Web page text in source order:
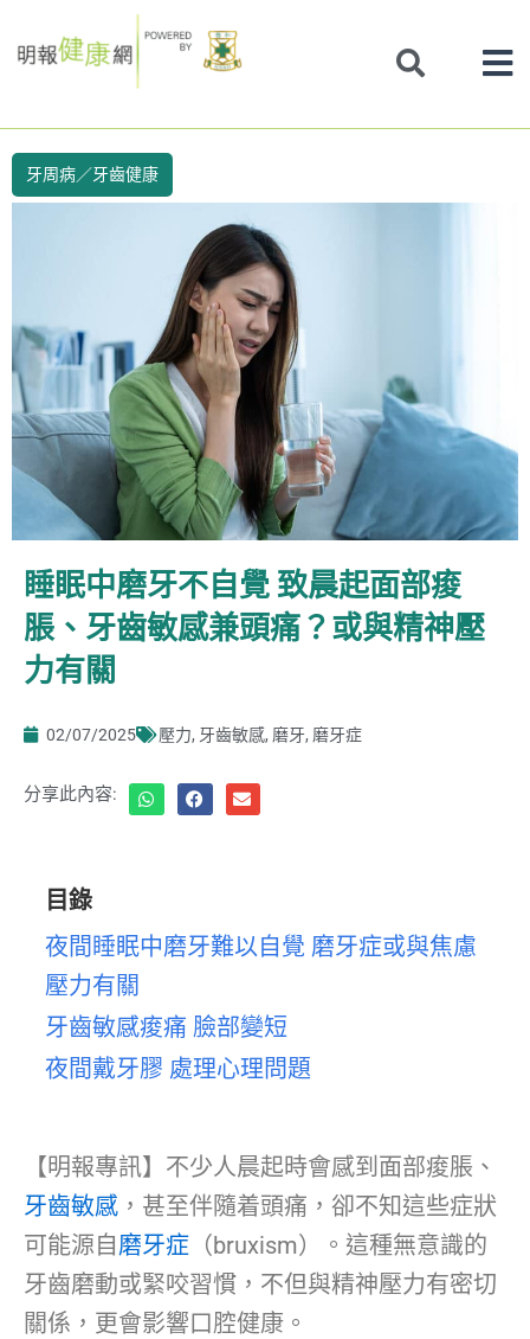
to
牙周病／牙齒健康
睡眠中磨牙不自覺 致晨起面部痠
脹、牙齒敏感兼頭痛？或與精神壓
力有關
02/07/2025 壓力, 牙齒敏感, 磨牙, 磨牙症
分享此內容:
目錄
夜間睡眠中磨牙難以自覺 磨牙症或與焦慮
壓力有關
牙齒敏感痠痛 臉部變短
夜間戴牙膠 處理心理問題
【明報專訊】不少人晨起時會感到面部痠脹、
牙齒敏感 ，甚至伴隨着頭痛，卻不知這些症狀
可能源自磨牙症 （bruxism）。這種無意識的
牙齒磨動或緊咬習慣，不但與精神壓力有密切
關係，更會影響口腔健康。